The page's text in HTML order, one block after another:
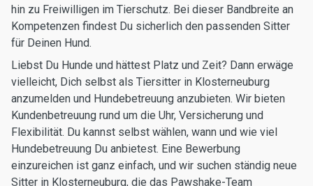
hin zu Freiwilligen im Tierschutz. Bei dieser Bandbreite an
Kompetenzen findest Du sicherlich den passenden Sitter
für Deinen Hund.
Liebst Du Hunde und hättest Platz und Zeit? Dann erwäge
vielleicht, Dich selbst als Tiersitter in Klosterneuburg
anzumelden und Hundebetreuung anzubieten. Wir bieten
Kundenbetreuung rund um die Uhr, Versicherung und
Flexibilität. Du kannst selbst wählen, wann und wie viel
Hundebetreuung Du anbietest. Eine Bewerbung
einzureichen ist ganz einfach, und wir suchen ständig neue
Sitter in Klosterneuburg, die das Pawshake-Team